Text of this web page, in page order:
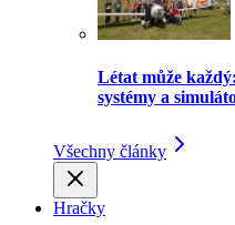
Létat může
systémy a
Všechny články
Hračky